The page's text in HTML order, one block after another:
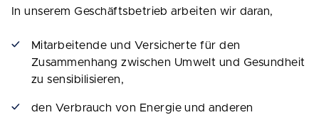
In unserem Geschäftsbetrieb arbeiten wir daran,
Mitarbeitende und Versicherte für den
Zusammenhang zwischen Umwelt und Gesundheit
zu sensibilisieren,
den Verbrauch von Energie und anderen